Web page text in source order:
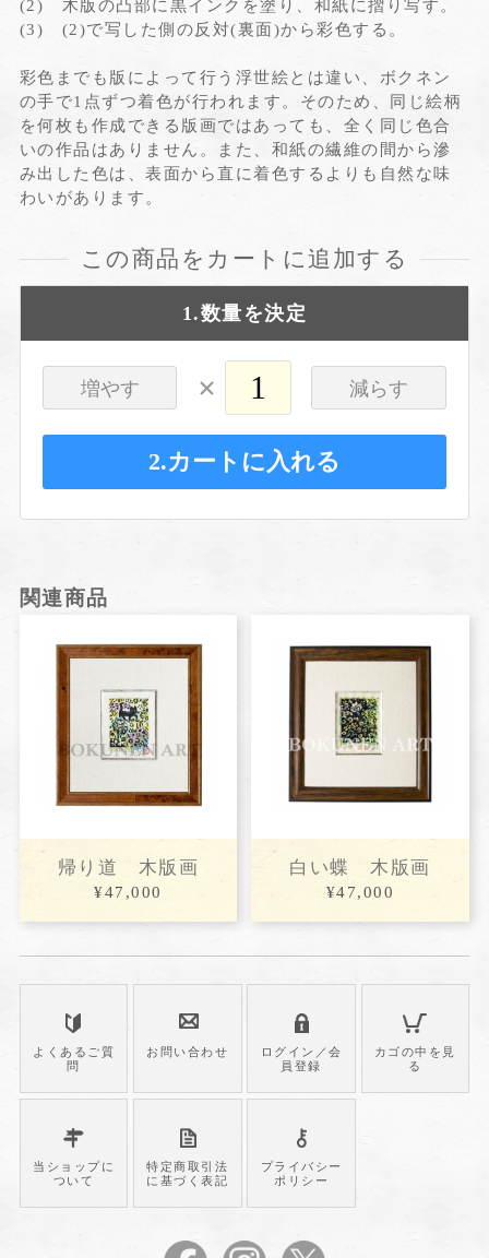
(2) 木版の凸部に黒インクを塗り、和紙に摺り写す。
(3) (2)で写した側の反対(裏面)から彩色する。
彩色までも版によって行う浮世絵とは違い、ボクネン
の手で1点ずつ着色が行われます。そのため、同じ絵柄
を何枚も作成できる版画ではあっても、全く同じ色合
いの作品はありません。また、和紙の繊維の間から滲
み出した色は、表面から直に着色するよりも自然な味
わいがあります。
この商品をカートに追加する
1.数量を決定
増やす × 減らす
2.カートに入れる
関連商品
帰り道 木版画
¥47,000
白い蝶 木版画
¥47,000
よくあるご質
問
お問い合わせ
ログイン／会
員登録
カゴの中を見
る
当ショップに
ついて
特定商取引法
に基づく表記
プライバシー
ポリシー